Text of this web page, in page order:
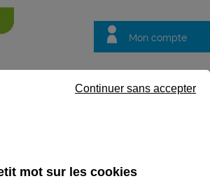
Mon compte
questions
Fil info
mot sur les cookies
Continuer sans accepter